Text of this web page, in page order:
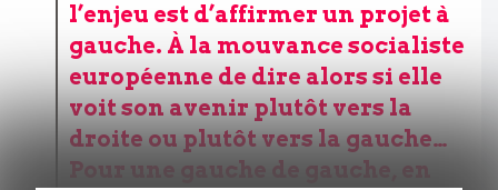
l’enjeu est d’affirmer un projet à
gauche. À la mouvance socialiste
européenne de dire alors si elle
voit son avenir plutôt vers la
droite ou plutôt vers la gauche…
Pour une gauche de gauche, en